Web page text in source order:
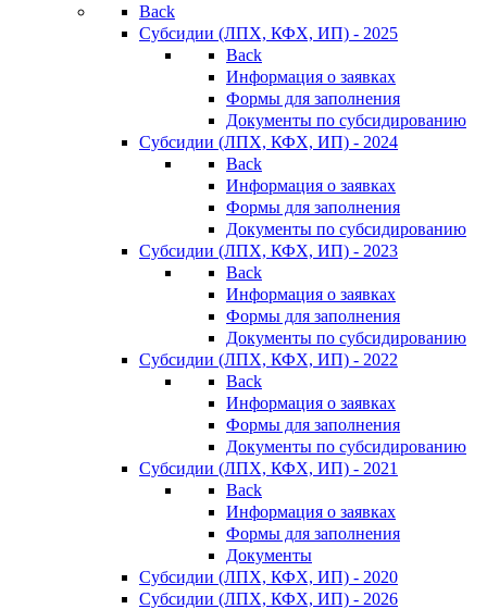
Back
Субсидии (ЛПХ, КФХ, ИП) - 2025
Back
Информация о заявках
Формы для заполнения
Документы по субсидированию
Субсидии (ЛПХ, КФХ, ИП) - 2024
Back
Информация о заявках
Формы для заполнения
Документы по субсидированию
Субсидии (ЛПХ, КФХ, ИП) - 2023
Back
Информация о заявках
Формы для заполнения
Документы по субсидированию
Субсидии (ЛПХ, КФХ, ИП) - 2022
Back
Информация о заявках
Формы для заполнения
Документы по субсидированию
Субсидии (ЛПХ, КФХ, ИП) - 2021
Back
Информация о заявках
Формы для заполнения
Документы
Субсидии (ЛПХ, КФХ, ИП) - 2020
Субсидии (ЛПХ, КФХ, ИП) - 2026